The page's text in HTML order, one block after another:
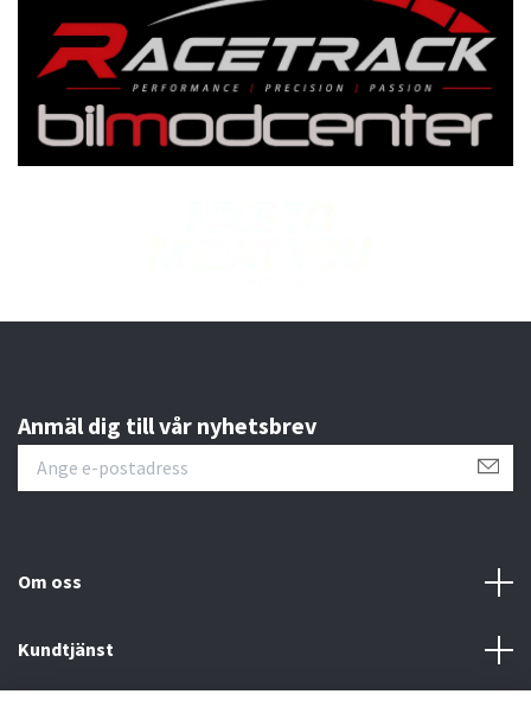
Anmäl dig till vår nyhetsbrev
Om oss
Kundtjänst